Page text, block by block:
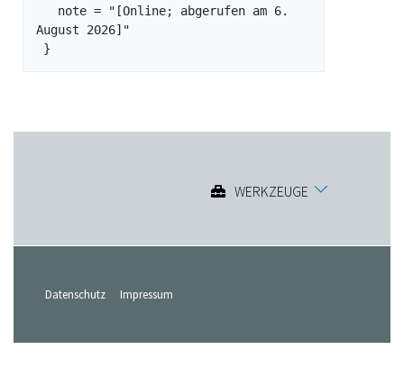
August 2026]"
WERKZEUGE
Datenschutz Impressum